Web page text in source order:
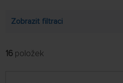
Zobrazit filtraci
FILTROVAT:
16 položek